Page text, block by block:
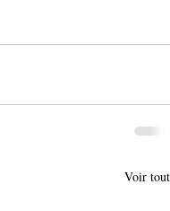
Voir tout